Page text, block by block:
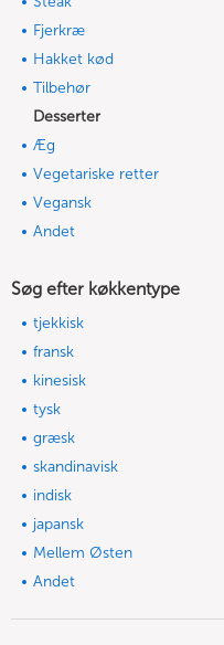
Fjerkræ
Hakket kød
Tilbehør
Desserter
Æg
Vegetariske retter
Vegansk
Andet
Søg efter køkkentype
tjekkisk
fransk
kinesisk
tysk
græsk
skandinavisk
indisk
japansk
Mellem Østen
Andet